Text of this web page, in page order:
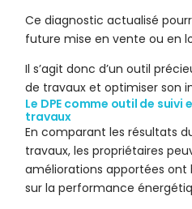
Ce diagnostic actualisé
future mise en vente ou en
Il s’agit donc d’un outil
de travaux et optimiser son
Le DPE comme outil de
travaux
En comparant les résultats
travaux, les propriétaires
améliorations apportées
sur la performance